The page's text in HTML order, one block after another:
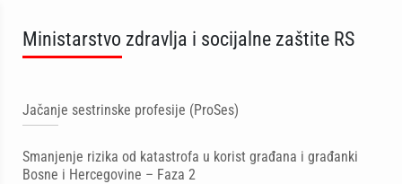
Ministarstvo zdravlja i socijalne zaštite RS
Jačanje sestrinske profesije (ProSes)
Smanjenje rizika od katastrofa u korist građana i građanki
Bosne i Hercegovine – Faza 2